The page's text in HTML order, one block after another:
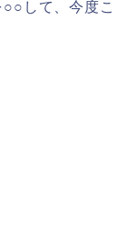
して、今度こ